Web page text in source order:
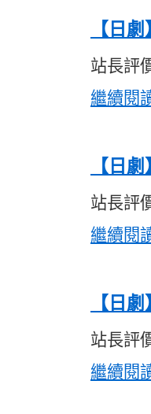
【日
站長
繼續閱
【日
站長
繼續閱
【日
站長
繼續閱